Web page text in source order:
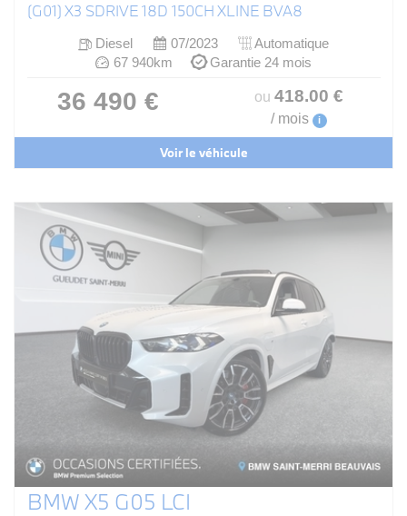
(G01) X3 SDRIVE 18D 150CH XLINE BVA8
Diesel 07/2023
Automatique
67 940km
Garantie 24 mois
36 490 € ou 418.00 €
/ mois i
Voir le véhicule
BMW X5 G05 LCI